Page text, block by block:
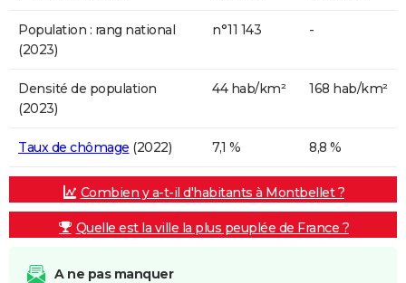
Population : rang national
(2023)
n°11 143 -
Densité de population
(2023)
44 hab/km² 168 hab/km²
Taux de chômage (2022) 7,1 % 8,8 %
Combien y a-t-il d'habitants à Montbellet ?
Quelle est la ville la plus peuplée de France ?
A ne pas manquer